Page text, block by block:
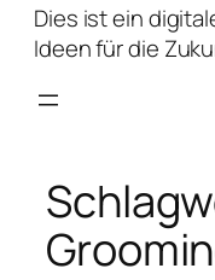
Dies ist ein
Ideen für die